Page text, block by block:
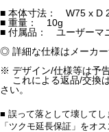
■ 本体寸法： W75 x D
■ 重量： 10g
■ 付属品： ユーザーマ
◎ 詳細な仕様はメーカー
※ デザイン/仕様等は予
これによる返品/交換
さい。
■ 誤って落として壊して
「ツクモ延長保証」をオ